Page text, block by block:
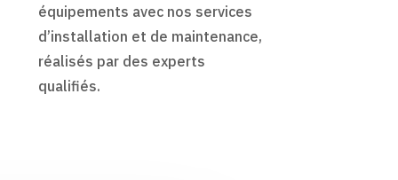
équipements avec nos services
d’installation et de maintenance,
réalisés par des experts
qualifiés.